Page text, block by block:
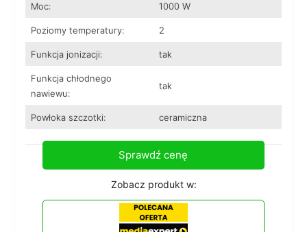
Moc: 1000 W
Poziomy temperatury: 2
Funkcja jonizacji: tak
Funkcja chłodnego
nawiewu:
tak
Powłoka szczotki: ceramiczna
Sprawdź cenę
Zobacz produkt w: